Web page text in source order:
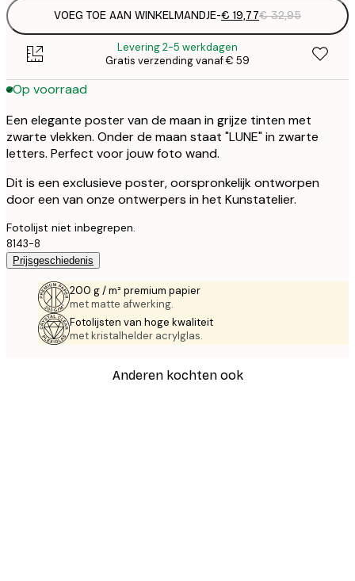
VOEG TOE AAN WINKELMANDJE-€ 19,77€ 32,95
Levering 2-5 werkdagen
Gratis verzending vanaf € 59
Op voorraad
Een elegante poster van de maan in grijze tinten met
zwarte vlekken. Onder de maan staat "LUNE" in zwarte
letters. Perfect voor jouw foto wand.
Dit is een exclusieve poster, oorspronkelijk ontworpen
door een van onze ontwerpers in het Kunstatelier.
Fotolijst niet inbegrepen.
8143-8
Prijsgeschiedenis
200 g / m² premium papier
met matte afwerking.
Fotolijsten van hoge kwaliteit
met kristalhelder acrylglas.
Anderen kochten ook